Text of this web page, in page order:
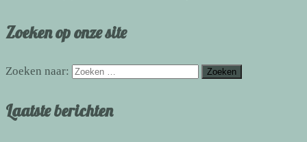
Zoeken op onze site
Zoeken naar:
Laatste berichten